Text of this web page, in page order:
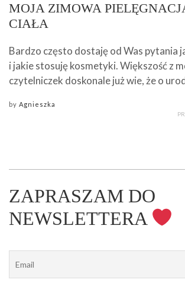
MOJA ZIMOWA
CIAŁA
Bardzo często dostaję od Was pytania
i jakie stosuję kosmetyki. Większość z
czytelniczek doskonale już wie, że o
by Agnieszka
ZAPRASZAM DO
NEWSLETTERA